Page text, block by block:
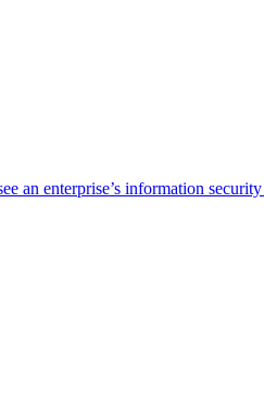
an enterprise’s information